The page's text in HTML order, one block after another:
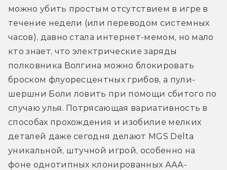
можно убить простым отсутствием в игре в
течение недели (или переводом системных
часов), давно стала интернет-мемом, но мало
кто знает, что электрические заряды
полковника Волгина можно блокировать
броском флуоресцентных грибов, а пули-
шершни Боли ловить при помощи сбитого по
случаю улья. Потрясающая вариативность в
способах прохождения и изобилие мелких
деталей даже сегодня делают MGS Delta
уникальной, штучной игрой, особенно на
фоне однотипных клонированных ААА-